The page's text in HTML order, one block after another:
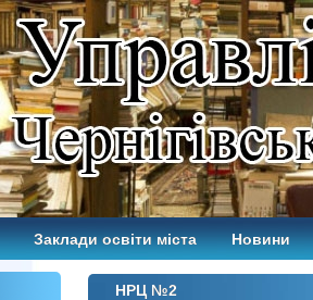
Заклади освіти міста Новини
НРЦ №2